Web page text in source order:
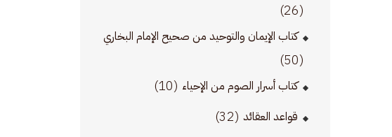
(26)
كتاب الإيمان والتوحيد من صحيح الإمام البخاري
(50)
كتاب أسرار الصوم من الإحياء (10)
قواعد العقائد (32)